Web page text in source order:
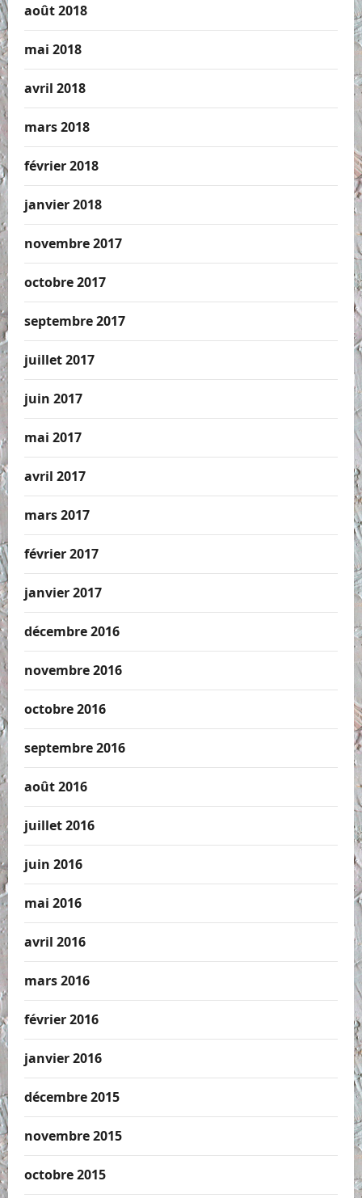
août 2018
mai 2018
avril 2018
mars 2018
février 2018
janvier 2018
novembre 2017
octobre 2017
septembre 2017
juillet 2017
juin 2017
mai 2017
avril 2017
mars 2017
février 2017
janvier 2017
décembre 2016
novembre 2016
octobre 2016
septembre 2016
août 2016
juillet 2016
juin 2016
mai 2016
avril 2016
mars 2016
février 2016
janvier 2016
décembre 2015
novembre 2015
octobre 2015